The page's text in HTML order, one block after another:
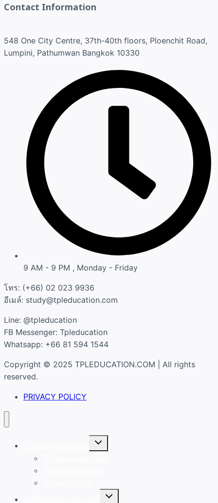
Contact Information
548 One City Centre, 37th-40th floors, Ploenchit Road,
Lumpini, Pathumwan Bangkok 10330
9 AM - 9 PM , Monday - Friday
โทร: (+66) 02 023 9936
อีเมล์: study@tpleducation.com
Line: @tpleducation
FB Messenger: Tpleducation
Whatsapp: +66 81 594 1544
Copyright © 2025 TPLEDUCATION.COM | All rights
reserved.
PRIVACY POLICY
Toggle
Toggle